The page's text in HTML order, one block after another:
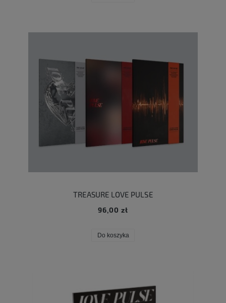
TREASURE LOVE PULSE
96,00 zł
Do koszyka